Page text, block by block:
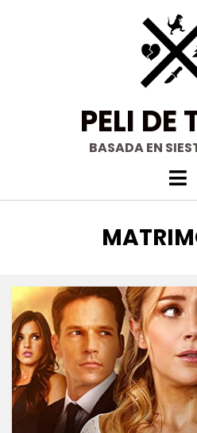
PELI DE
BASADA EN
: